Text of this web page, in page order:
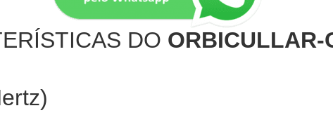
DO ORBICULLAR-